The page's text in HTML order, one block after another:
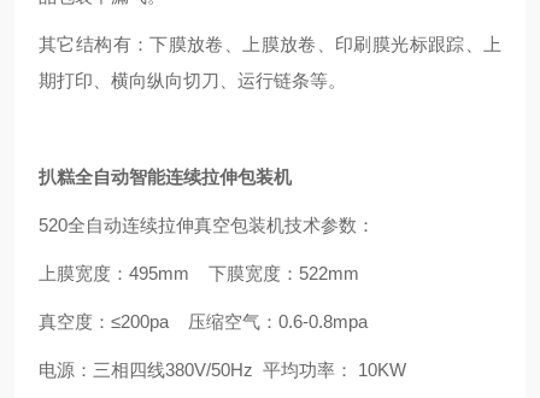
其它结构有：下膜放卷、上膜放卷、印刷膜光标跟踪、上
期打印、横向纵向切刀、运行链条等。
扒糕全自动智能连续拉伸包装机
520全自动连续拉伸真空包装机技术参数：
上膜宽度： 495mm 下膜宽度： 522mm
真空度：≤200pa 压缩空气： 0.6-0.8mpa
电源：三相四线380V/50Hz 平均功率： 10KW